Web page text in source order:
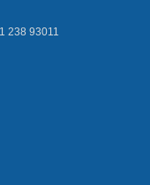
238 93011